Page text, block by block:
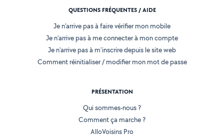
QUESTIONS FRÉQUENTES / AIDE
Je n'arrive pas à faire vérifier mon mobile
Je n'arrive pas à me connecter à mon compte
Je n'arrive pas à m'inscrire depuis le site web
Comment réinitialiser / modifier mon mot de passe
PRÉSENTATION
Qui sommes-nous ?
Comment ça marche ?
AlloVoisins Pro